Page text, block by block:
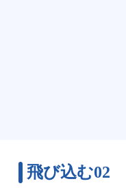
飛び込む02